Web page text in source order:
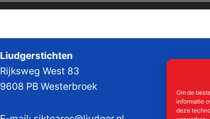
Om de
informatie
deze
Liudgerstichten
Rijksweg West 83
9608 PB Westerbroek